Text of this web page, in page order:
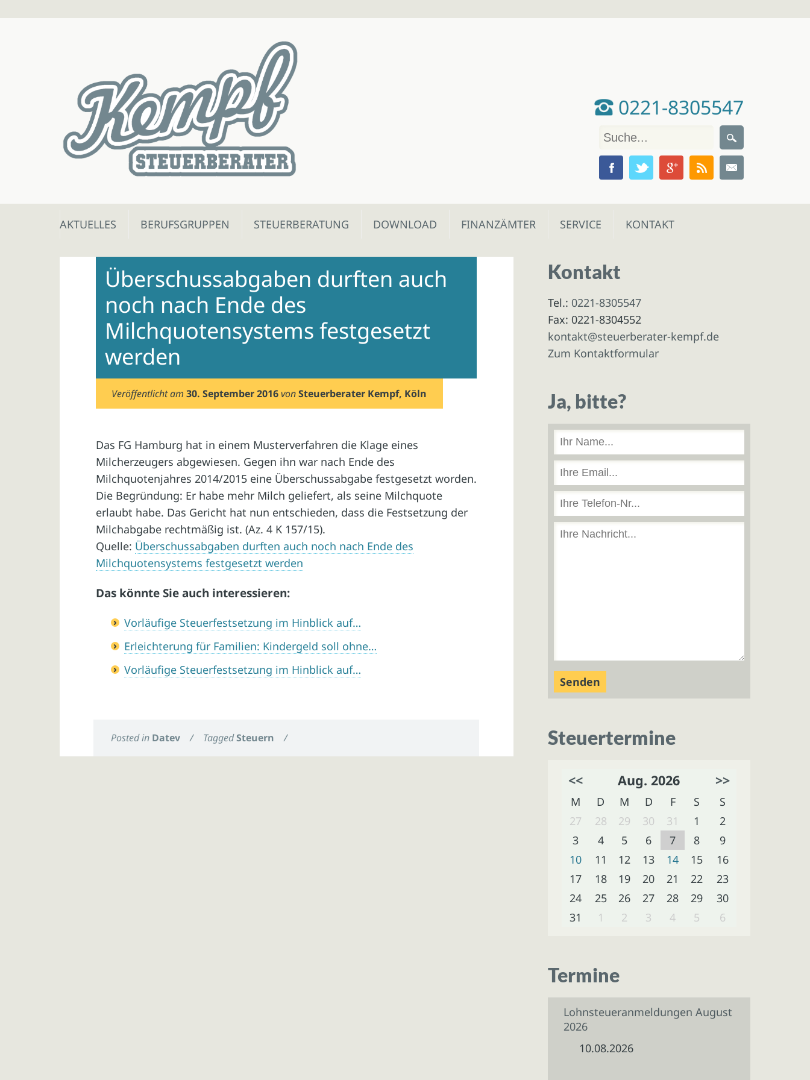
0221-8305547
Skip
AKTUELLES BERUFSGRUPPEN STEUERBERATUNG DOWNLOAD FINANZÄMTER SERVICE KONTAKT
Überschussabgaben durften auch
noch nach Ende des
Milchquotensystems festgesetzt
werden
Veröffentlicht am30. September 2016 vonSteuerberater Kempf, Köln
Das FG Hamburg hat in einem Musterverfahren die Klage eines
Milcherzeugers abgewiesen. Gegen ihn war nach Ende des
Milchquotenjahres 2014/2015 eine Überschussabgabe festgesetzt worden.
Die Begründung: Er habe mehr Milch geliefert, als seine Milchquote
erlaubt habe. Das Gericht hat nun entschieden, dass die Festsetzung der
Milchabgabe rechtmäßig ist. (Az. 4 K 157/15).
Quelle: Überschussabgaben durften auch noch nach Ende des
Milchquotensystems festgesetzt werden
Das könnte Sie auch interessieren:
Vorläufige Steuerfestsetzung im Hinblick auf…
Erleichterung für Familien: Kindergeld soll ohne…
Vorläufige Steuerfestsetzung im Hinblick auf…
Posted in Datev / TaggedSteuern /
Kontakt
Tel.: 0221-8305547
Fax: 0221-8304552
kontakt@steuerberater-kempf.de
Zum Kontaktformular
Ja, bitte?
Steuertermine
<< Aug. 2026 >>
M D M D F S
S
27
28 29 30 31 1
2
3
4 5 6 7 8
9
10
11 12 13 14 15
16
17
18 19 20 21 22
23
24
25 26 27 28 29
30
31
1 2 3 4 5 6
Termine
Lohnsteueranmeldungen August
2026
10.08.2026